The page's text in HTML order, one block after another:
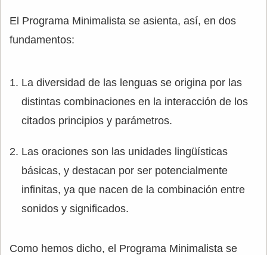
El Programa Minimalista se asienta, así, en dos
fundamentos:
La diversidad de las lenguas se origina por las
distintas combinaciones en la interacción de los
citados principios y parámetros.
Las oraciones son las unidades lingüísticas
básicas, y destacan por ser potencialmente
infinitas, ya que nacen de la combinación entre
sonidos y significados.
Como hemos dicho, el Programa Minimalista se